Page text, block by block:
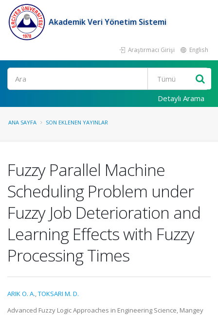
Akademik Veri Yönetim Sistemi
Araştırmacı Girişi English
Ara
Detaylı Arama
ANA SAYFA SON EKLENEN YAYINLAR
Fuzzy Parallel Machine
Scheduling Problem under
Fuzzy Job Deterioration and
Learning Effects with Fuzzy
Processing Times
ARIK O. A.,TOKSARI M. D.
Advanced Fuzzy Logic Approaches in Engineering Science, Mangey